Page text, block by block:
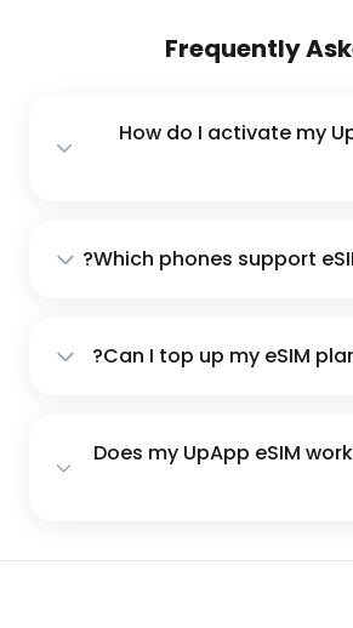
Frequently
How do I activate my
Which phones support
Can I top up my eSIM
Does my UpApp eSIM